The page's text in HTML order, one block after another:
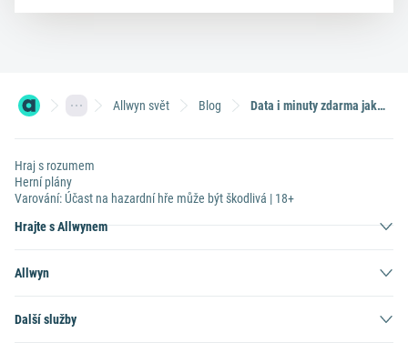
Allwyn svět Blog Data i minuty zdarma jako dárek. Únorovým akcím SAZKAmobilu neodoláte!
Hraj s rozumem
Herní plány
Varování: Účast na hazardní hře může být škodlivá | 18+
Hrajte s Allwynem
Allwyn
Další služby